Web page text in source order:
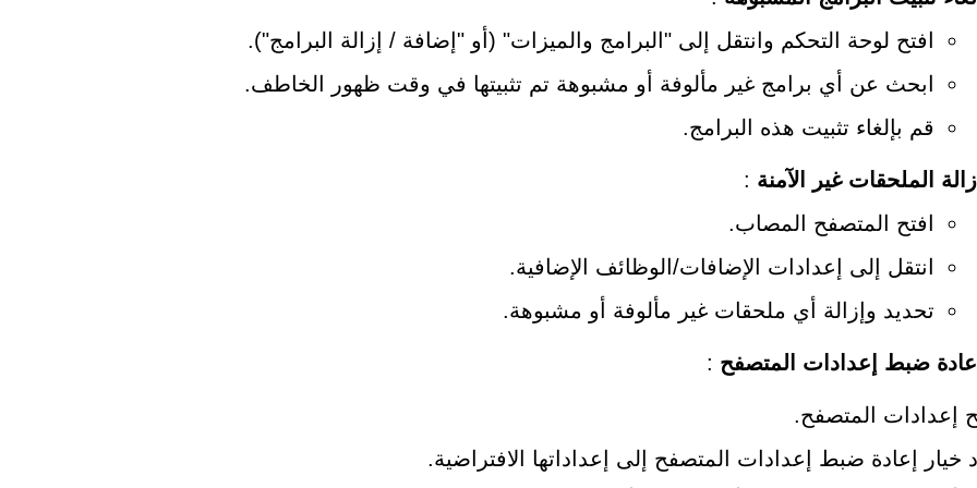
افتح لوحة التحكم وانتقل إلى "البرامج والميزات" (أو "إضافة / إزالة البرامج").
ابحث عن أي برامج غير مألوفة أو مشبوهة تم تثبيتها في وقت ظهور الخاطف.
قم بإلغاء تثبيت هذه البرامج.
إزالة الملحقات غير الآمنة :
افتح المتصفح المصاب.
انتقل إلى إعدادات الإضافات/الوظائف الإضافية.
تحديد وإزالة أي ملحقات غير مألوفة أو مشبوهة.
إعادة ضبط إعدادات المتصفح :
إعدادات المتصفح.
خيار إعادة ضبط إعدادات المتصفح إلى إعداداتها الافتراضية.